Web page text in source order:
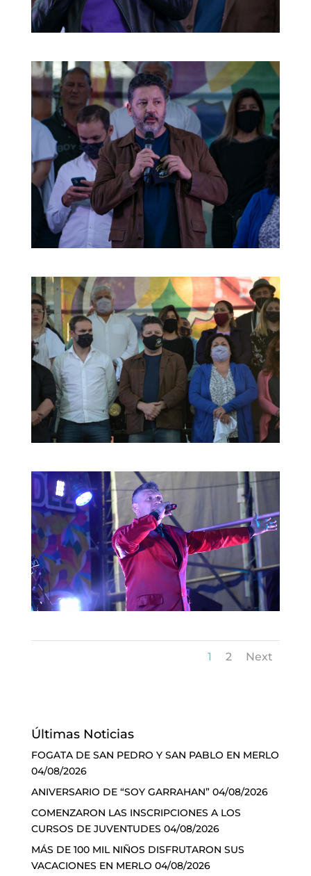
1 2 Next
Últimas Noticias
FOGATA DE SAN PEDRO Y SAN PABLO EN MERLO
04/08/2026
ANIVERSARIO DE “SOY GARRAHAN” 04/08/2026
COMENZARON LAS INSCRIPCIONES A LOS
CURSOS DE JUVENTUDES 04/08/2026
MÁS DE 100 MIL NIÑOS DISFRUTARON SUS
VACACIONES EN MERLO 04/08/2026